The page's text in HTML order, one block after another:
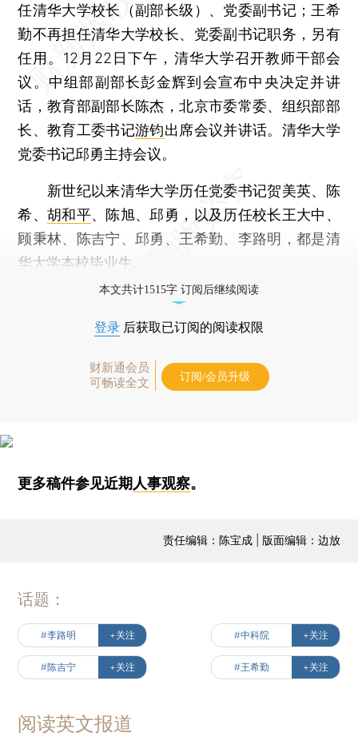
任清华大学校长（副部长级）、党委副书记；王希
勤不再担任清华大学校长、党委副书记职务，另有
任用。12月22日下午，清华大学召开教师干部会
议。中组部副部长彭金辉到会宣布中央决定并讲
话，教育部副部长陈杰，北京市委常委、组织部部
长、教育工委书记游钧出席会议并讲话。清华大学
党委书记邱勇主持会议。
新世纪以来清华大学历任党委书记贺美英、陈
希、胡和平、陈旭、邱勇，以及历任校长王大中、
顾秉林、陈吉宁、邱勇、王希勤、李路明，都是清
华大学本校毕业生。
本文共计1515字 订阅后继续阅读
登录 后获取已订阅的阅读权限
财新通会员
可畅读全文
订阅/会员升级
更多稿件参见近期 人事观察。
责任编辑：陈宝成 | 版面编辑：边放
话题：
#李路明 +关注 #中科院 +关注
#陈吉宁 +关注 #王希勤 +关注
阅读英文报道